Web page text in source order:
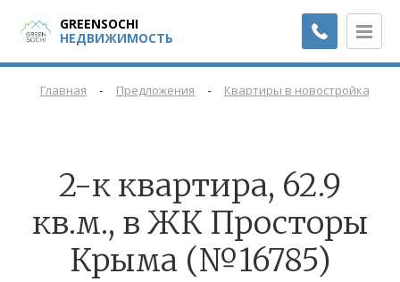
GREENSOCHI
НЕДВИЖИМОСТЬ
Главная - Предложения - Квартиры в новостройках
2-к квартира, 62.9
кв.м., в ЖК Просторы
Крыма (№16785)